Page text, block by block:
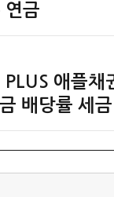
연금
PLUS 애플채
금 배당률 세